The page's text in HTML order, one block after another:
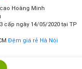
Hoàng Minh
cấp ngày 14/05/2020 tại TP
Đệm giá rẻ Hà Nội